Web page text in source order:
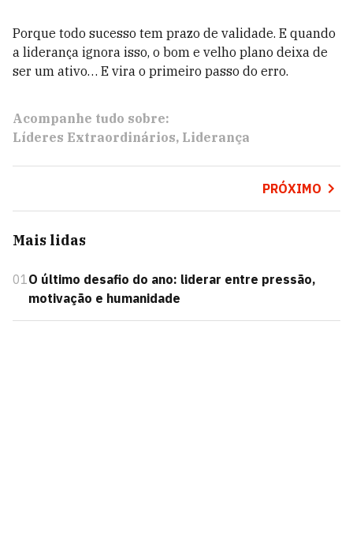
Porque todo sucesso tem prazo de validade. E quando
a liderança ignora isso, o bom e velho plano deixa de
ser um ativo… E vira o primeiro passo do erro.
Acompanhe tudo sobre:
Líderes Extraordinários Liderança
PRÓXIMO
Mais lidas
01O último desafio do ano: liderar entre pressão,
motivação e humanidade